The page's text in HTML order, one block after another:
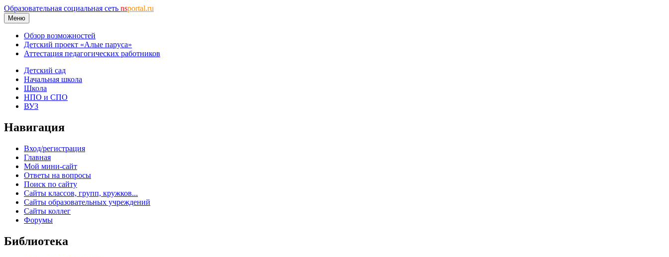
Образовательная социальная сеть nsportal.ru
Меню
Обзор возможностей
Детский проект «Алые паруса»
Аттестация педагогических работников
Детский сад
Начальная школа
Школа
НПО и СПО
ВУЗ
Навигация
Вход/регистрация
Главная
Мой мини-сайт
Ответы на вопросы
Поиск по сайту
Сайты классов, групп, кружков...
Сайты образовательных учреждений
Сайты коллег
Форумы
Библиотека